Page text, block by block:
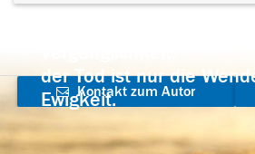
der Tod ist nur die
Ewigkeit.
Kontakt zum Autor
aufnehmen